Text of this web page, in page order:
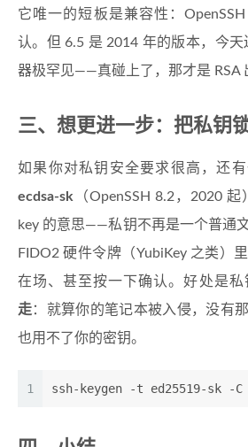
它唯一的短板是兼容性：
认。但 6.5 是 2014 年的版本，今天
器极罕见——真碰上了，那才是 RSA
三、想更进一步：把私钥
如果你对私钥安全要求很高，还有
ecdsa-sk （OpenSSH 8.2，2020 起
key 的意思——私钥不再是一个普通
FIDO2 硬件令牌（YubiKey 之类）
在场、甚至按一下确认。好处是私
走：就算你的笔记本被入侵，没有
也用不了你的密钥。
1 ssh-keygen -t ed25519-sk -C